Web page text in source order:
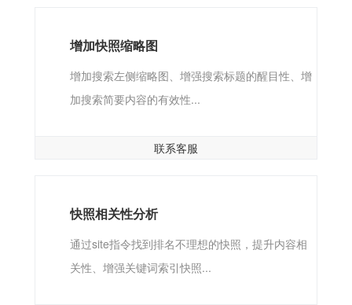
增加快照缩略图
增加搜索左侧缩略图、增强搜索标题的醒目性、增
加搜索简要内容的有效性...
联系客服
快照相关性分析
通过site指令找到排名不理想的快照，提升内容相
关性、增强关键词索引快照...